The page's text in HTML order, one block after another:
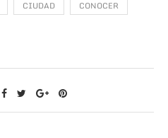
CIUDAD
CONOCER